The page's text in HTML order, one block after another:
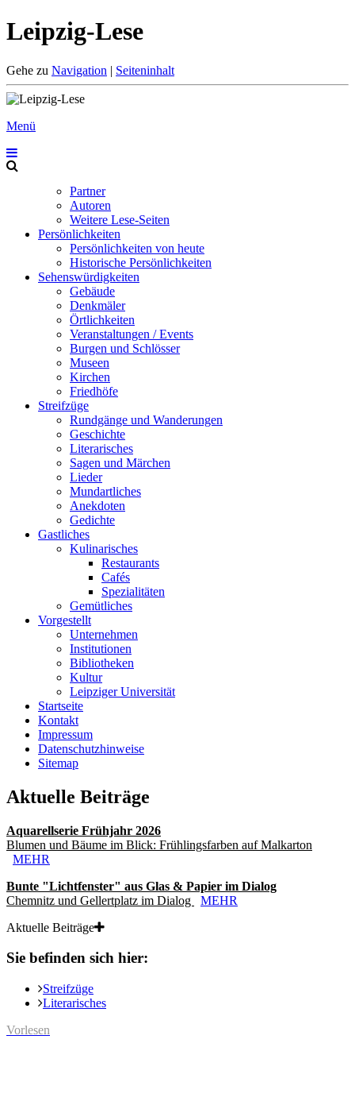
Leipzig-Lese
Gehe zu Navigation | Seiteninhalt
Menü
Partner
Autoren
Weitere Lese-Seiten
Persönlichkeiten
Persönlichkeiten von heute
Historische Persönlichkeiten
Sehenswürdigkeiten
Gebäude
Denkmäler
Örtlichkeiten
Veranstaltungen / Events
Burgen und Schlösser
Museen
Kirchen
Friedhöfe
Streifzüge
Rundgänge und Wanderungen
Geschichte
Literarisches
Sagen und Märchen
Lieder
Mundartliches
Anekdoten
Gedichte
Gastliches
Kulinarisches
Restaurants
Cafés
Spezialitäten
Gemütliches
Vorgestellt
Unternehmen
Institutionen
Bibliotheken
Kultur
Leipziger Universität
Startseite
Kontakt
Impressum
Datenschutzhinweise
Sitemap
Aktuelle Beiträge
Aquarellserie Frühjahr 2026
Blumen und Bäume im Blick: Frühlingsfarben auf Malkarton
MEHR
Bunte "Lichtfenster" aus Glas & Papier im Dialog
Chemnitz und Gellertplatz im Dialog
MEHR
Aktuelle Beiträge
Sie befinden sich hier:
Streifzüge
Literarisches
Vorlesen